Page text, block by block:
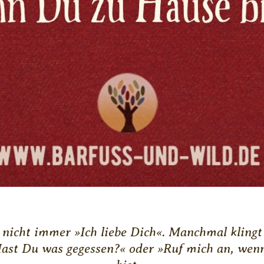
nicht immer »Ich liebe Dich«. Manchmal klingt
Du was gegessen?« oder »Ruf mich an,